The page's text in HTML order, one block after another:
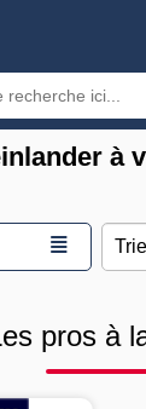
à
≣
pros à